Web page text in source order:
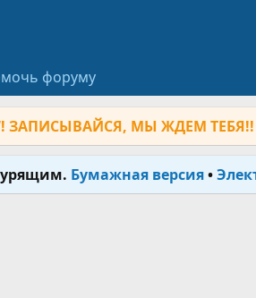
форуму
ЗАПИСЫВАЙСЯ, МЫ ЖДЕМ ТЕБЯ!!
Бумажная версия•